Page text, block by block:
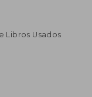
Libros Usados